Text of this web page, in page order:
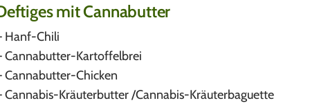
mit Cannabutter
Hanf-Chili
Cannabutter-Kartoffelbrei
Cannabutter-Chicken
Cannabis-Kräuterbutter /Cannabis-Kräuterbaguette